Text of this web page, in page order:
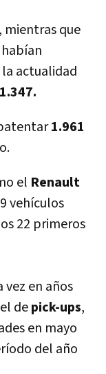
, mientras que
la actualidad
1.347.
1.961
el Renault
vehí­culos
22 primeros
en años
depick-ups,
en mayo
del año